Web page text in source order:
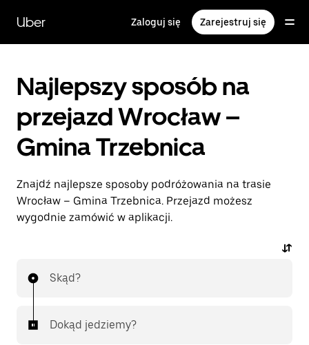
głównej
zawartości
Uber Zaloguj się Zarejestruj się
Najlepszy sposób na
przejazd Wrocław –
Gmina Trzebnica
Znajdź najlepsze sposoby podróżowania na trasie
Wrocław – Gmina Trzebnica. Przejazd możesz
wygodnie zamówić w aplikacji.
Skąd?
Dokąd jedziemy?